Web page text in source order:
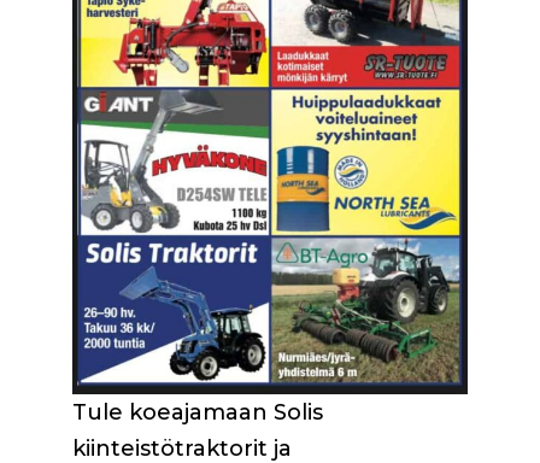
Tule koeajamaan Solis
kiinteistötraktorit ja